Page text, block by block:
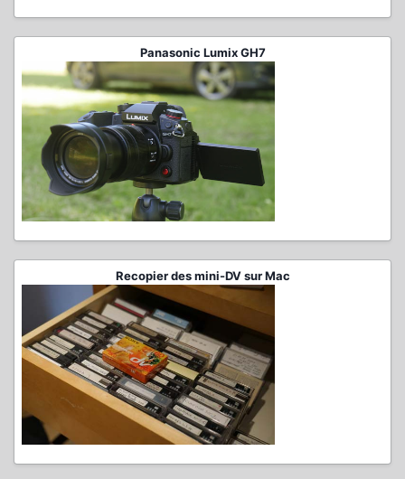
Panasonic Lumix GH7
Recopier des mini-DV sur Mac